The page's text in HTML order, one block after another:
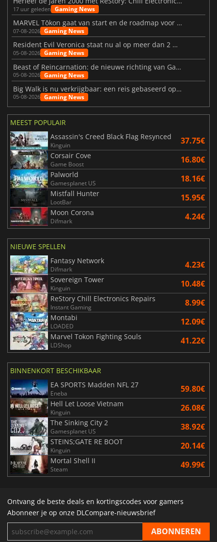
17 uur geleden Gaming News
MARVEL Tōkon gaat van start en de roadmap voor jaar 1 is bekendgemaakt
07-08-2026 Gaming News
Resident Evil Veronica staat nu al op meer dan 2 miljoen verlanglijstjes
05-08-2026 Gaming News
Beast of Reincarnation: de nieuwe richting van Game Freak
05-08-2026 Gaming News
Big Walk is nu verkrijgbaar: een reis gebaseerd op vriendschap
05-08-2026 Gaming News
MEEST POPULAIR
Assassin's Creed Black Flag Resynced
Kinguin 37.75€
Corsair Cove
Game Boost 16.80€
Palworld
Gamesplanet US 18.16€
Mistfall Hunter
LootBar 15.95€
Moon Corona
Difmark 4.24€
NIEUWE SPELLEN
Fantasy Network
Difmark 4.23€
Sovereign Tower
Kinguin 10.48€
ReStory Chill Electronics Repairs
Instant Gaming 8.99€
Montabi
LOADED 12.09€
Marvel Tokon Fighting Souls
LDShop 41.22€
BINNENKORT BESCHIKBAAR
EA SPORTS Madden NFL 27
Eneba 59.80€
Hell Let Loose Vietnam
Kinguin 26.08€
The Sinking City 2
Gamesplanet US 38.92€
STEINS;GATE RE BOOT
Kinguin 20.14€
Mortal Shell II
Steam 49.99€
Ontvang de beste deals en kortingscodes voor gamers
Abonneer je op onze DLCompare-nieuwsbrief